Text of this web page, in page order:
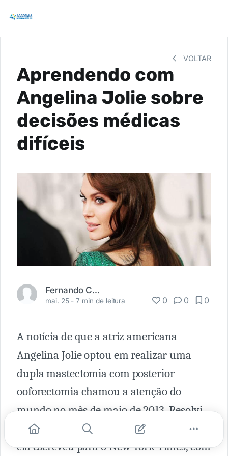
VOLTAR
Aprendendo com
Angelina Jolie sobre
decisões médicas
difíceis
Fernando Carbonieri
mai. 25 -7 min de leitura 0 0 0
A notícia de que a atriz americana
Angelina Jolie optou em realizar uma
dupla mastectomia com posterior
ooforectomia chamou a atenção do
mundo no mês de maio de 2013. Resolvi
fazer uma tradução livre do artigo que
ela escreveu para o New York Times, com